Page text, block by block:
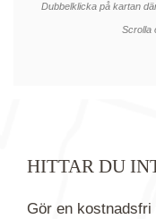
Dubbelklicka på kartan
Scrolla
HITTAR DU
Gör en kostnadsfri